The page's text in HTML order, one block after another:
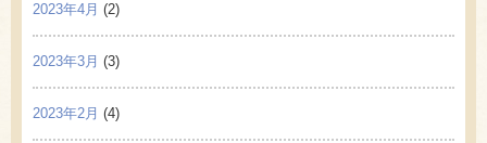
2023年4月 (2)
2023年3月 (3)
2023年2月 (4)